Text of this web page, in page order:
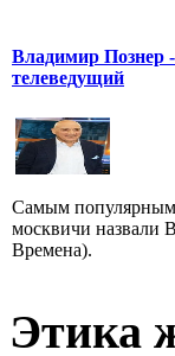
Владимир Познер
телеведущий
Самым популярным
москвичи назвали
Времена).
Этика